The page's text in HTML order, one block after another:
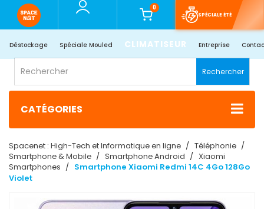
0
SPÉCIALE ÉTÉ
Déstockage Spéciale Mouled CLIMATISEUR Entreprise
Rechercher
CATÉGORIES
Spacenet : High-Tech et Informatique en ligne
Téléphonie
Smartphone & Mobile
Smartphone Android
Xiaomi
Smartphones
Smartphone Xiaomi Redmi 14C 4Go 128Go
Violet